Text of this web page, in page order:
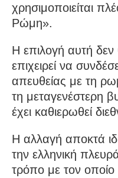
χρησιμοποιείται
Ρώμη».
Η επιλογή αυτή δεν
επιχειρεί να
απευθείας με τη
τη μεταγενέστερη
έχει καθιερωθεί
Η αλλαγή αποκτά
την ελληνική
τρόπο με τον οποίο